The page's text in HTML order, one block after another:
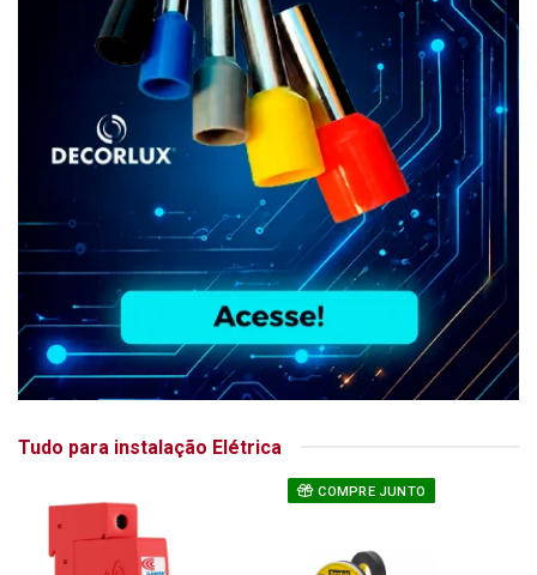
Tudo para instalação Elétrica
COMPRE JUNTO